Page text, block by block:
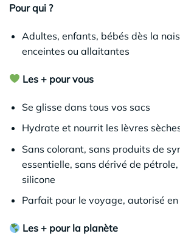
Pour qui ?
Adultes, enfants, bébés dès la
enceintes ou allaitantes
Les + pour vous
Se glisse dans tous vos sacs
Hydrate et nourrit les lèvres
Sans colorant, sans produits de
essentielle, sans dérivé de
silicone
Parfait pour le voyage, autorisé
Les + pour la planète